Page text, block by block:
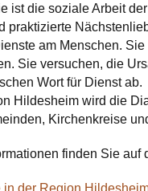
ist die soziale Arbeit
praktizierte
am Menschen.
Sie versuchen, die
Wort für Dienst ab.
Hildesheim wird die
Kirchenkreise
finden Sie auf
in der Region